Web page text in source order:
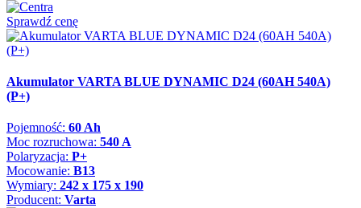
Sprawdź cenę
Akumulator VARTA BLUE DYNAMIC D24 (60AH 540A)
(P+)
Pojemność: 60 Ah
Moc rozruchowa: 540 A
Polaryzacja: P+
Mocowanie: B13
Wymiary: 242 x 175 x 190
Producent: Varta